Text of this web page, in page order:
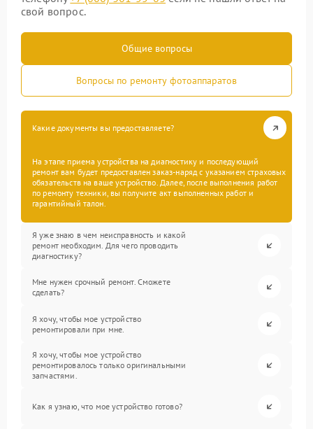
свой вопрос.
Общие вопросы
Вопросы по ремонту фотоаппаратов
Какие документы вы предоставляете?
На этапе приема устройства на диагностику и последующий
ремонт вам будет предоставлен заказ-наряд с указанием страховых
обязательств на ваше устройство. Далее, после выполнения работ
по ремонту техники, вы получите акт выполненных работ и
гарантийный талон.
Я уже знаю в чем неисправность и какой
ремонт необходим. Для чего проводить
диагностику?
Мне нужен срочный ремонт. Сможете
сделать?
Я хочу, чтобы мое устройство
ремонтировали при мне.
Я хочу, чтобы мое устройство
ремонтировалось только оригинальными
запчастями.
Как я узнаю, что мое устройство готово?